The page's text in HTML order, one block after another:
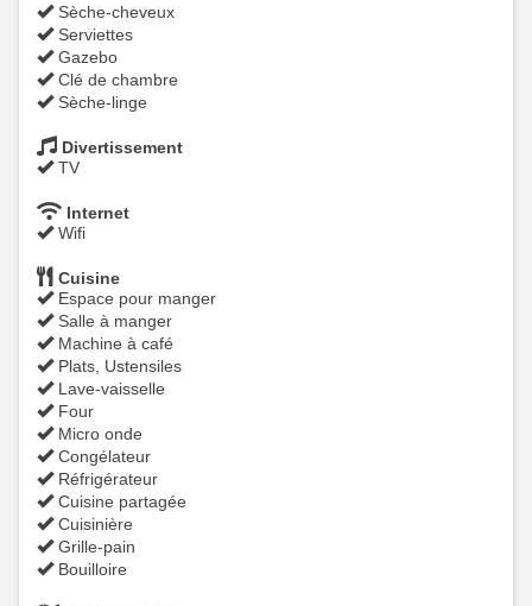
Sèche-cheveux
Serviettes
Gazebo
Clé de chambre
Sèche-linge
Divertissement
TV
Internet
Wifi
Cuisine
Espace pour manger
Salle à manger
Machine à café
Plats, Ustensiles
Lave-vaisselle
Four
Micro onde
Congélateur
Réfrigérateur
Cuisine partagée
Cuisinière
Grille-pain
Bouilloire